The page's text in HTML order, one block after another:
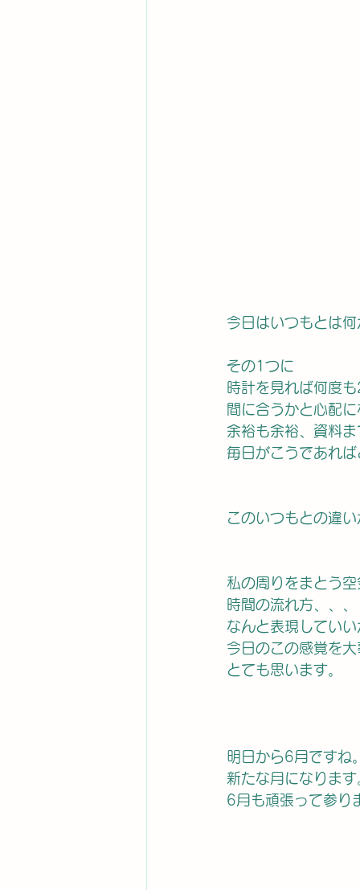
今日はいつもとは
その1つに
時計を見れば何度
間に合うかと心配
余裕も余裕、資料
毎日がこうであれ
このいつもとの違
私の周りをまとう
時間の流れ方、、、
なんと表現してい
今日のこの感覚を
とても思います。
明日から6月ですね
新たな月になります
6月も頑張って参り